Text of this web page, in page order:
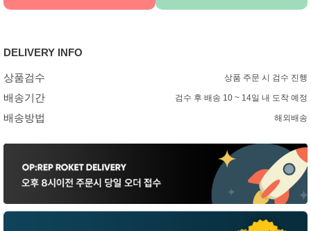
DELIVERY INFO
상품검수 상품 주문 시 검수 진행
배송기간 검수 후 배송 10 ~ 14일 내 도착 예정
배송방법 해외배송